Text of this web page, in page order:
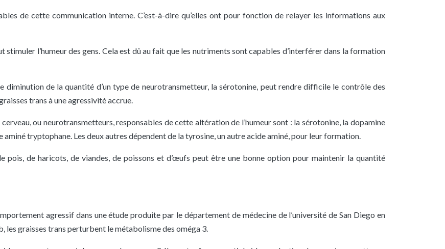
de cette communication interne. C’est-à-dire qu’elles ont pour fonction de relayer les informations aux
stimuler l’humeur des gens. Cela est dû au fait que les nutriments sont capables d’interférer dans la formation
diminution de la quantité d’un type de neurotransmetteur, la sérotonine, peut rendre difficile le contrôle des
trans à une agressivité accrue.
ou neurotransmetteurs, responsables de cette altération de l’humeur sont : la sérotonine, la dopamine
aminé tryptophane. Les deux autres dépendent de la tyrosine, un autre acide aminé, pour leur formation.
pois, de haricots, de viandes, de poissons et d’œufs peut être une bonne option pour maintenir la quantité
agressif dans une étude produite par le département de médecine de l’université de San Diego en
les graisses trans perturbent le métabolisme des oméga 3.